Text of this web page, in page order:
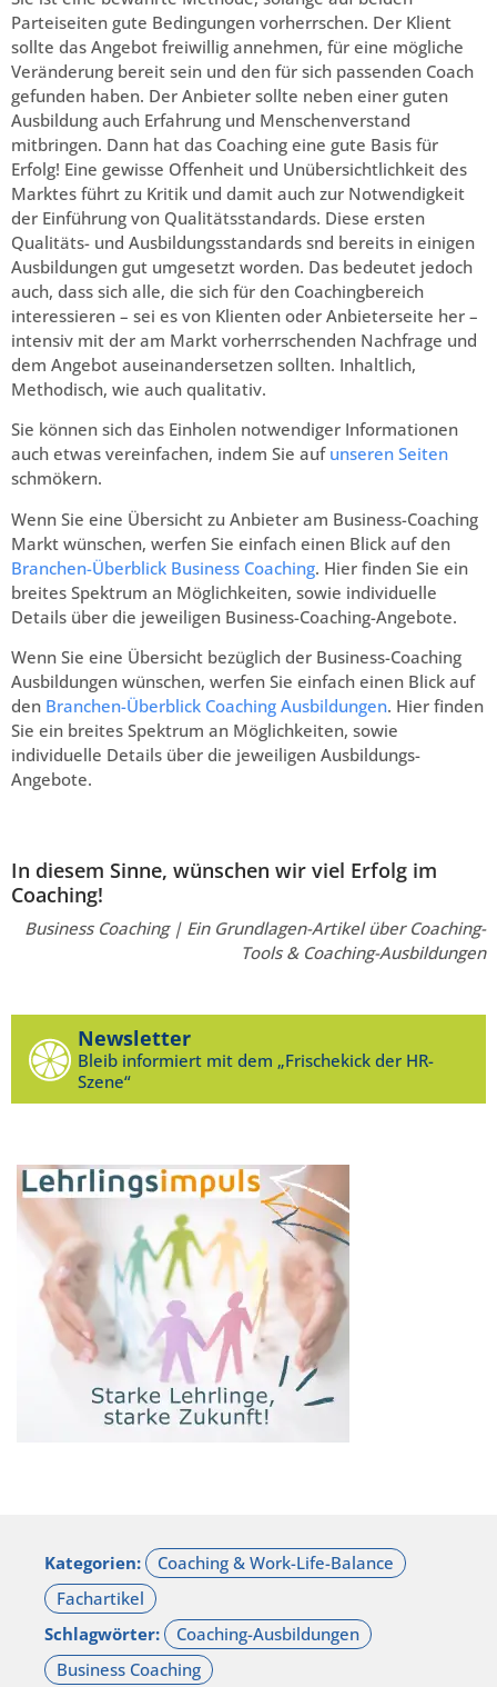
Parteiseiten gute Bedingungen vorherrschen. Der Klient
sollte das Angebot freiwillig annehmen, für eine mögliche
Veränderung bereit sein und den für sich passenden Coach
gefunden haben. Der Anbieter sollte neben einer guten
Ausbildung auch Erfahrung und Menschenverstand
mitbringen. Dann hat das Coaching eine gute Basis für
Erfolg! Eine gewisse Offenheit und Unübersichtlichkeit des
Marktes führt zu Kritik und damit auch zur Notwendigkeit
der Einführung von Qualitätsstandards. Diese ersten
Qualitäts- und Ausbildungsstandards snd bereits in einigen
Ausbildungen gut umgesetzt worden. Das bedeutet jedoch
auch, dass sich alle, die sich für den Coachingbereich
interessieren – sei es von Klienten oder Anbieterseite her –
intensiv mit der am Markt vorherrschenden Nachfrage und
dem Angebot auseinandersetzen sollten. Inhaltlich,
Methodisch, wie auch qualitativ.
Sie können sich das Einholen notwendiger Informationen
auch etwas vereinfachen, indem Sie auf unseren Seiten
schmökern.
Wenn Sie eine Übersicht zu Anbieter am Business-Coaching
Markt wünschen, werfen Sie einfach einen Blick auf den
Branchen-Überblick Business Coaching. Hier finden Sie ein
breites Spektrum an Möglichkeiten, sowie individuelle
Details über die jeweiligen Business-Coaching-Angebote.
Wenn Sie eine Übersicht bezüglich der Business-Coaching
Ausbildungen wünschen, werfen Sie einfach einen Blick auf
den Branchen-Überblick Coaching Ausbildungen. Hier finden
Sie ein breites Spektrum an Möglichkeiten, sowie
individuelle Details über die jeweiligen Ausbildungs-
Angebote.
In diesem Sinne, wünschen wir viel Erfolg im
Coaching!
Business Coaching | Ein Grundlagen-Artikel über Coaching-
Tools & Coaching-Ausbildungen
Newsletter
Bleib informiert mit dem „Frischekick der HR-
Szene“
Kategorien:
Schlagwörter: